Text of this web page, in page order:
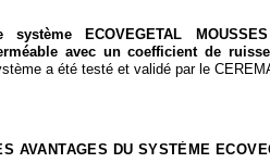
système ECOVEGETAL
avec un coefficient de
a été testé et validé par le
AVANTAGES DU SYSTÈME